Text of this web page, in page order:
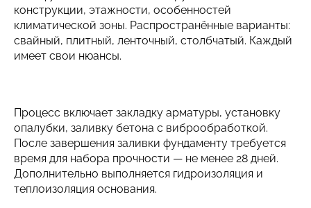
конструкции, этажности, особенностей
климатической зоны. Распространённые варианты:
свайный, плитный, ленточный, столбчатый. Каждый
имеет свои нюансы.
Процесс включает закладку арматуры, установку
опалубки, заливку бетона с виброобработкой.
После завершения заливки фундаменту требуется
время для набора прочности — не менее 28 дней.
Дополнительно выполняется гидроизоляция и
теплоизоляция основания.